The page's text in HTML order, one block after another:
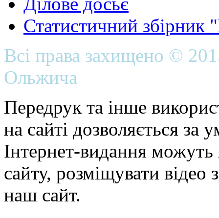
Статистичний
Всі права захищено ©
Ольжича
Передрук та інше
на сайті дозволяється
Інтернет-видання можуть
сайту, розміщувати відео
наш сайт.